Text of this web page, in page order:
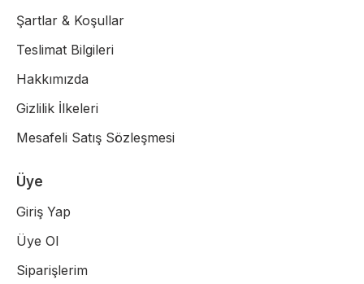
Şartlar & Koşullar
Teslimat Bilgileri
Hakkımızda
Gizlilik İlkeleri
Mesafeli Satış Sözleşmesi
Üye
Giriş Yap
Üye Ol
Siparişlerim